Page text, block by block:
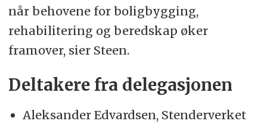
når behovene for boligbygging,
rehabilitering og beredskap øker
framover, sier Steen.
Deltakere fra delegasjonen
Aleksander Edvardsen, Stenderverket